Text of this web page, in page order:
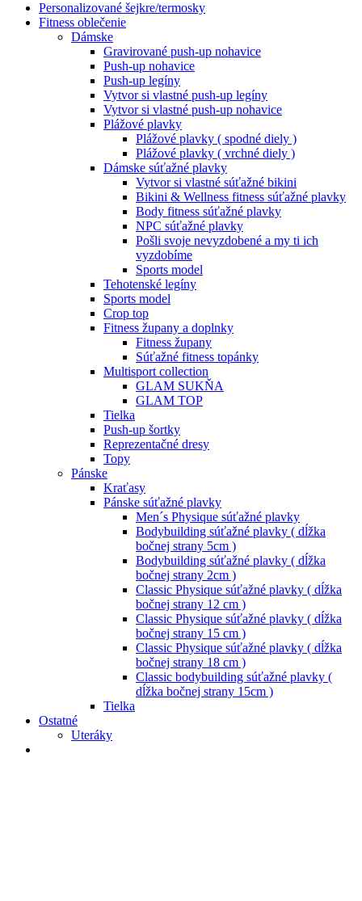
Personalizované šejkre/termosky
Fitness oblečenie
Dámske
Gravirované push-up nohavice
Push-up nohavice
Push-up legíny
Vytvor si vlastné push-up legíny
Vytvor si vlastné push-up nohavice
Plážové plavky
Plážové plavky ( spodné diely )
Plážové plavky ( vrchné diely )
Dámske súťažné plavky
Vytvor si vlastné súťažné bikini
Bikini & Wellness fitness súťažné plavky
Body fitness súťažné plavky
NPC súťažné plavky
Pošli svoje nevyzdobené a my ti ich
vyzdobíme
Sports model
Tehotenské legíny
Sports model
Crop top
Fitness župany a doplnky
Fitness župany
Súťažné fitness topánky
Multisport collection
GLAM SUKŇA
GLAM TOP
Tielka
Push-up šortky
Reprezentačné dresy
Topy
Pánske
Kraťasy
Pánske súťažné plavky
Men´s Physique súťažné plavky
Bodybuilding súťažné plavky ( dĺžka
bočnej strany 5cm )
Bodybuilding súťažné plavky ( dĺžka
bočnej strany 2cm )
Classic Physique súťažné plavky ( dĺžka
bočnej strany 12 cm )
Classic Physique súťažné plavky ( dĺžka
bočnej strany 15 cm )
Classic Physique súťažné plavky ( dĺžka
bočnej strany 18 cm )
Classic bodybuilding súťažné plavky (
dĺžka bočnej strany 15cm )
Tielka
Ostatné
Uteráky